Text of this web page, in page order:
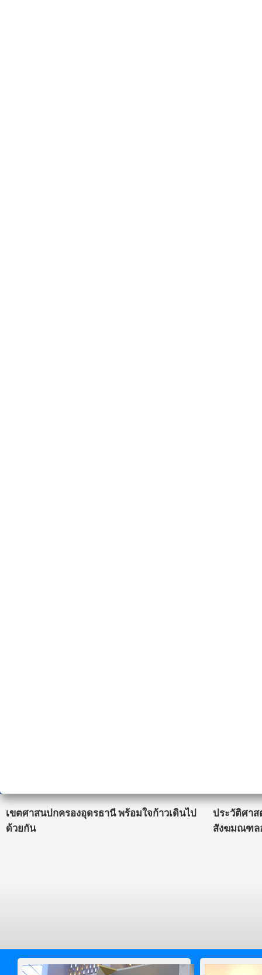
เขตศาสนปกครองอุดรธานี พร้อมใจก้าวเดินไป
ด้วยกัน
ประวัติศาส
สังฆมณฑล